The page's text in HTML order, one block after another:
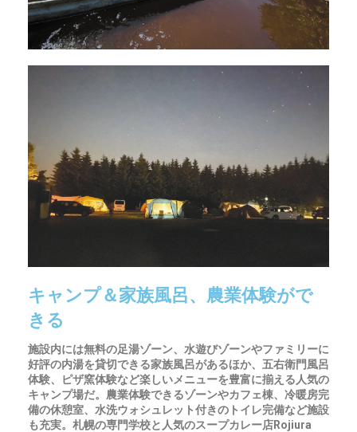
キャンプ＆家族風呂、農業体験がで
きる
施設内には無料の足湯ゾーン、水遊びゾーンやファミリーに
好評の内湯を貸切できる家族風呂があるほか、五右衛門風呂
体験、ピザ窯体験など楽しいメニューを豊富に揃える人気の
キャンプ場だ。農業体験できるゾーンやカフェ棟、冷暖房完
備の休憩室、水洗ウォシュレット付きのトイレ完備など施設
も充実。札幌の専門学校と人気のスープカレー店Rojiura